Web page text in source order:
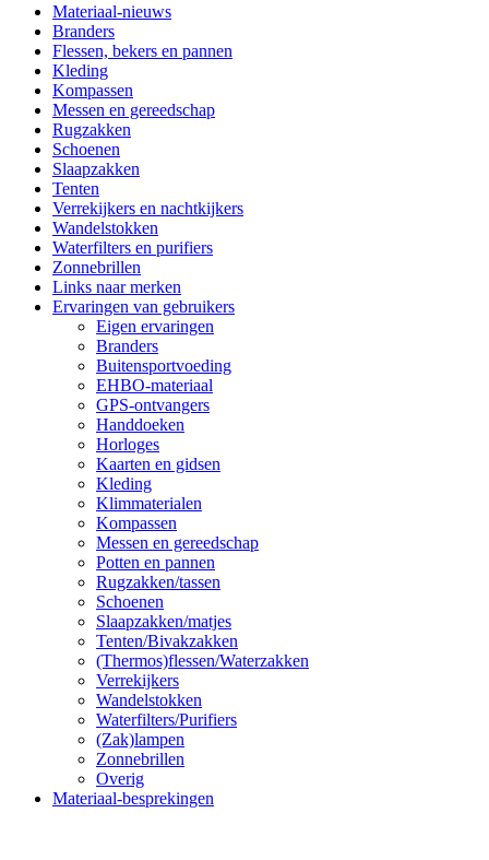
Materiaal-nieuws
Branders
Flessen, bekers en pannen
Kleding
Kompassen
Messen en gereedschap
Rugzakken
Schoenen
Slaapzakken
Tenten
Verrekijkers en nachtkijkers
Wandelstokken
Waterfilters en purifiers
Zonnebrillen
Links naar merken
Ervaringen van gebruikers
Eigen ervaringen
Branders
Buitensportvoeding
EHBO-materiaal
GPS-ontvangers
Handdoeken
Horloges
Kaarten en gidsen
Kleding
Klimmaterialen
Kompassen
Messen en gereedschap
Potten en pannen
Rugzakken/tassen
Schoenen
Slaapzakken/matjes
Tenten/Bivakzakken
(Thermos)flessen/Waterzakken
Verrekijkers
Wandelstokken
Waterfilters/Purifiers
(Zak)lampen
Zonnebrillen
Overig
Materiaal-besprekingen